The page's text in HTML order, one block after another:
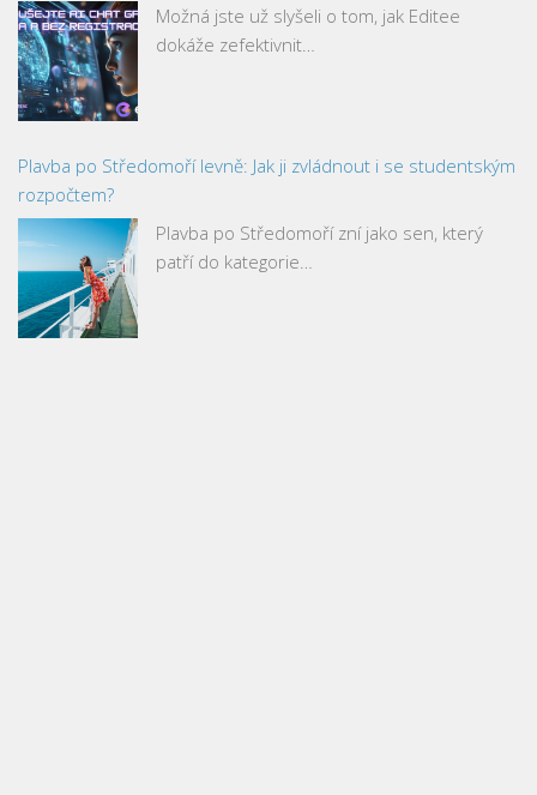
Možná jste už slyšeli o tom, jak Editee
dokáže zefektivnit…
Plavba po Středomoří levně: Jak ji zvládnout i se studentským
rozpočtem?
Plavba po Středomoří zní jako sen, který
patří do kategorie…